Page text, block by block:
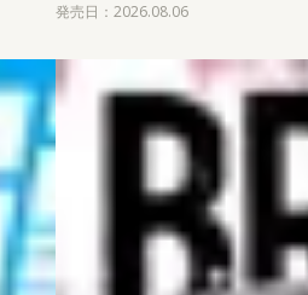
発売日：2026.08.06